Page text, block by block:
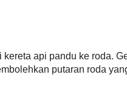
api pandu ke roda.
putaran roda